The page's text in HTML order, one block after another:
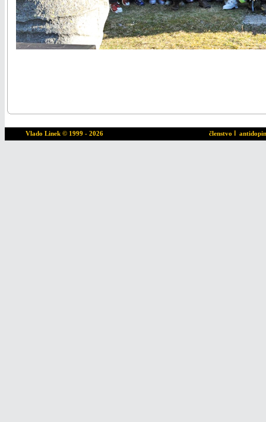
Vlado Linek© 1999 - 2026 členstvo